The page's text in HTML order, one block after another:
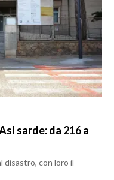
sarde: da 216 a
disastro, con loro il